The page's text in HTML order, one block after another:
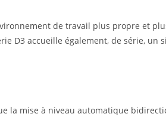
de travail plus propre et
D3 accueille également, de série, un
la mise à niveau automatique